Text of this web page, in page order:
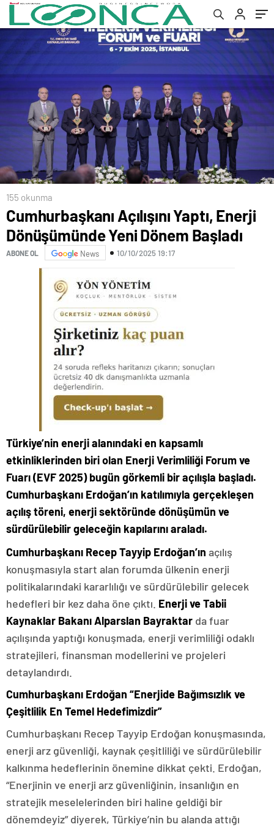
155 okunma
Cumhurbaşkanı Açılışını Yaptı, Enerji
Dönüşümünde Yeni Dönem Başladı
ABONE OL News 10/10/2025 19:17
Türkiye’nin enerji alanındaki en kapsamlı
etkinliklerinden biri olan Enerji Verimliliği Forum ve
Fuarı (EVF 2025) bugün görkemli bir açılışla başladı.
Cumhurbaşkanı Erdoğan’ın katılımıyla gerçekleşen
açılış töreni, enerji sektöründe dönüşümün ve
sürdürülebilir geleceğin kapılarını araladı.
Cumhurbaşkanı Recep Tayyip Erdoğan’ın açılış
konuşmasıyla start alan forumda ülkenin enerji
politikalarındaki kararlılığı ve sürdürülebilir gelecek
hedefleri bir kez daha öne çıktı. Enerji ve Tabii
Kaynaklar Bakanı Alparslan Bayraktar da fuar
açılışında yaptığı konuşmada, enerji verimliliği odaklı
stratejileri, finansman modellerini ve projeleri
detaylandırdı.
Cumhurbaşkanı Erdoğan “Enerjide Bağımsızlık ve
Çeşitlilik En Temel Hedefimizdir”
Cumhurbaşkanı Recep Tayyip Erdoğan konuşmasında,
enerji arz güvenliği, kaynak çeşitliliği ve sürdürülebilir
kalkınma hedeflerinin önemine dikkat çekti. Erdoğan,
“Enerjinin ve enerji arz güvenliğinin, insanlığın en
stratejik meselelerinden biri haline geldiği bir
dönemdeyiz” diyerek, Türkiye’nin bu alanda attığı